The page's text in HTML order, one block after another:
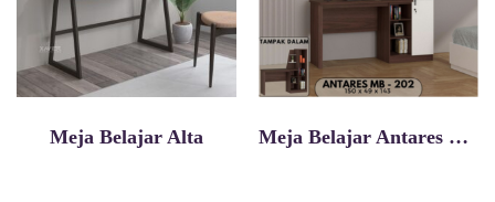
Meja Belajar Alta Meja Belajar Antares Mb 202